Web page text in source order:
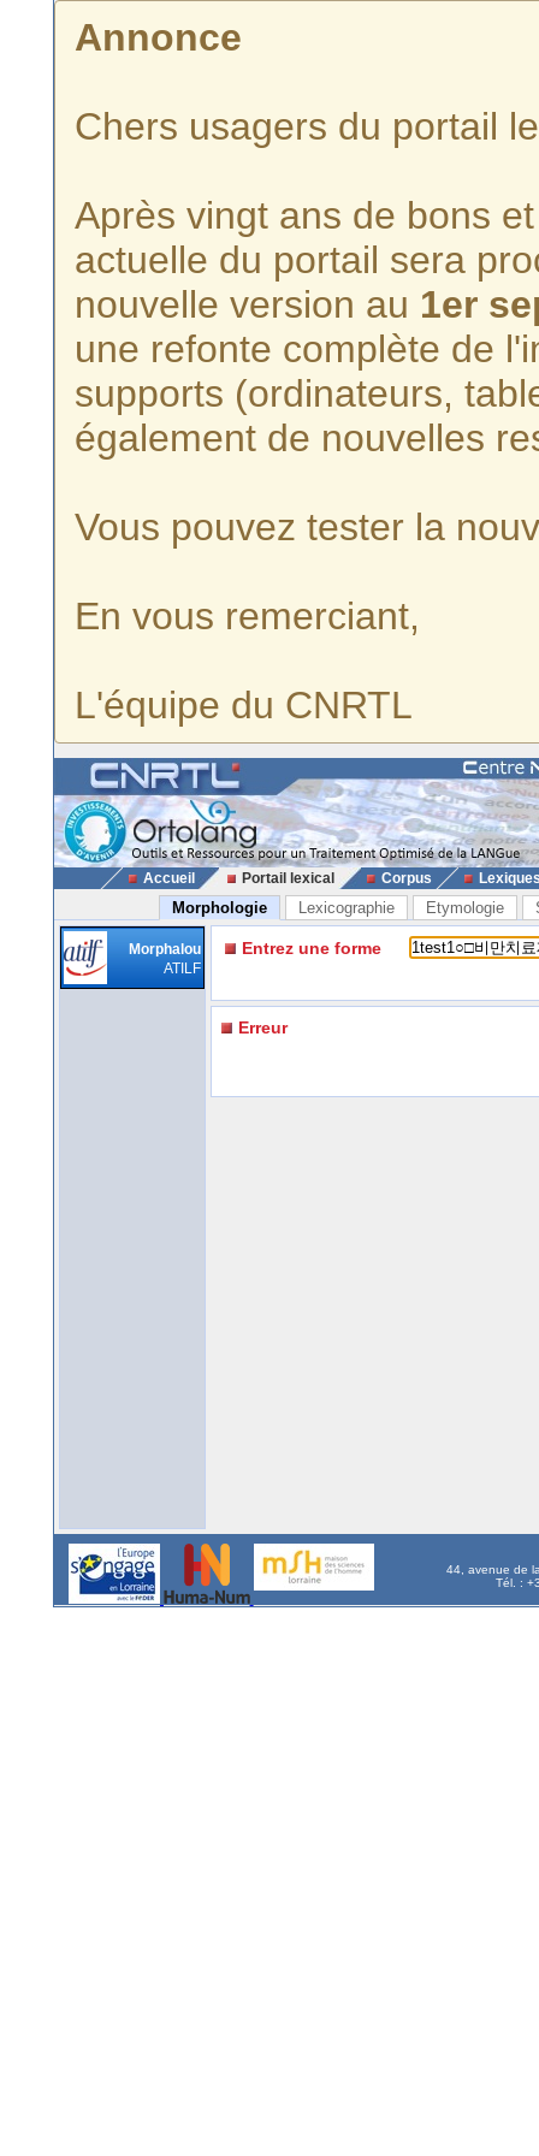
Annonce
Chers usagers du portail
Après vingt ans de bons
actuelle du portail sera
nouvelle version au 1er
une refonte complète de
supports (ordinateurs,
également de nouvelles
Vous pouvez tester la
En vous remerciant,
L'équipe du CNRTL
Accueil Portail lexical Corpus
Morphologie Lexicographie Etymologie
Morphalou
ATILF
Entrez une forme
Erreur
44, avenue de
Tél. :